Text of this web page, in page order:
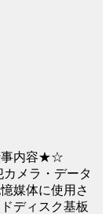
内容★☆
カメラ・データ
媒体に使用さ
ディスク基板